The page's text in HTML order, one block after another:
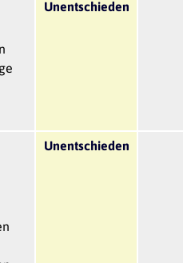
Unentschieden
Unentschieden